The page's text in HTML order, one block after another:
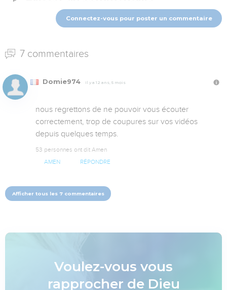
Connectez-vous pour poster un commentaire
7 commentaires
Domie974 Il y a 12 ans, 5 mois
nous regrettons de ne pouvoir vous écouter
correctement, trop de coupures sur vos vidéos
depuis quelques temps.
53 personnes ont dit Amen
AMEN RÉPONDRE
Afficher tous les 7 commentaires
Voulez-vous vous
rapprocher de Dieu